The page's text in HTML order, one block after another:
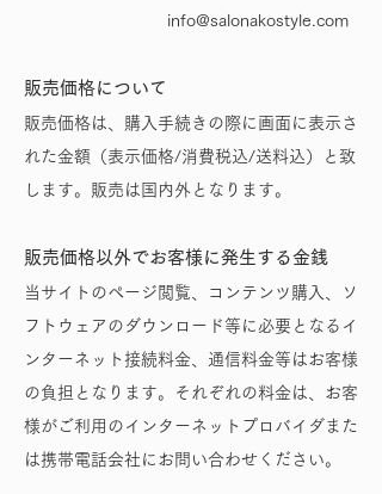
info@salonakostyle.com
販売価格について
販売価格は、購入手続きの際に画面に表示さ
れた金額（表示価格/消費税込/送料込）と致
します。販売は国内外となります。
販売価格以外でお客様に発生する金銭
当サイトのページ閲覧、コンテンツ購入、ソ
フトウェアのダウンロード等に必要となるイ
ンターネット接続料金、通信料金等はお客様
の負担となります。それぞれの料金は、お客
様がご利用のインターネットプロバイダまた
は携帯電話会社にお問い合わせください。